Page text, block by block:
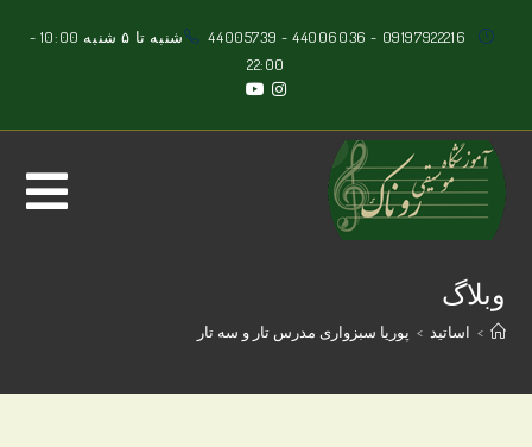
44005739 - 44006036 - 09197922216
شنبه تا ۵ شنبه 10:00 -
22:00
وبلاگ
> اساتید > پوریا سبزواری مدرس تار و سه تار